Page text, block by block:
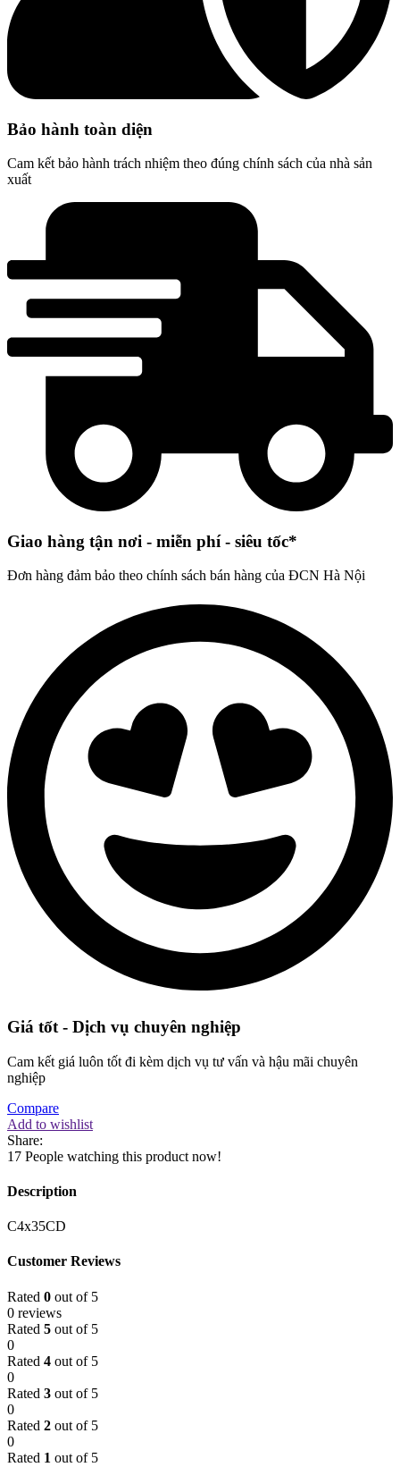
Bảo hành toàn diện
Cam kết bảo hành trách nhiệm theo đúng chính sách của nhà sản
xuất
Giao hàng tận nơi - miễn phí - siêu tốc*
Đơn hàng đảm bảo theo chính sách bán hàng của ĐCN Hà Nội
Giá tốt - Dịch vụ chuyên nghiệp
Cam kết giá luôn tốt đi kèm dịch vụ tư vấn và hậu mãi chuyên
nghiệp
Compare
Add to wishlist
Share:
17 People watching this product now!
Description
C4x35CD
Customer Reviews
Rated 0 out of 5
0 reviews
Rated 5 out of 5
0
Rated 4 out of 5
0
Rated 3 out of 5
0
Rated 2 out of 5
0
Rated 1 out of 5